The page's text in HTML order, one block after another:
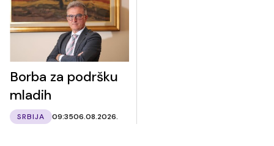
Borba za podršku
mladih
SRBIJA 09:3506.08.2026.